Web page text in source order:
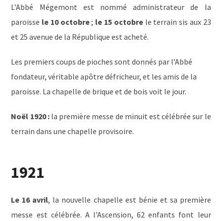
L’Abbé Mégemont est nommé administrateur de la
paroisse le 10 octobre; le 15 octobrele terrain sis aux 23
et 25 avenue de la République est acheté.
Les premiers coups de pioches sont donnés par l’Abbé
fondateur, véritable apôtre défricheur, et les amis de la
paroisse. La chapelle de brique et de bois voit le jour.
Noël 1920 :la première messe de minuit est célébrée sur le
terrain dans une chapelle provisoire.
1921
Le 16 avril, la nouvelle chapelle est bénie et sa première
messe est célébrée. A l’Ascension, 62 enfants font leur